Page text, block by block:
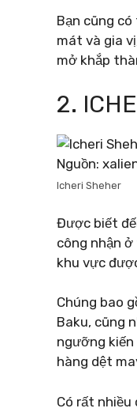
Bạn cũng
mát và gia
mở khắp
2.
Nguồn:
Icheri Sheher
Được biết
công nhận
khu vực
Chúng bao
Baku, cũng
ngưỡng
hàng dệt
Có rất nhiều